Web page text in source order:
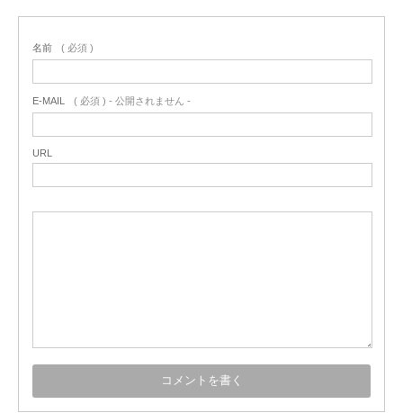
名前 ( 必須 )
E-MAIL ( 必須 ) - 公開されません -
URL